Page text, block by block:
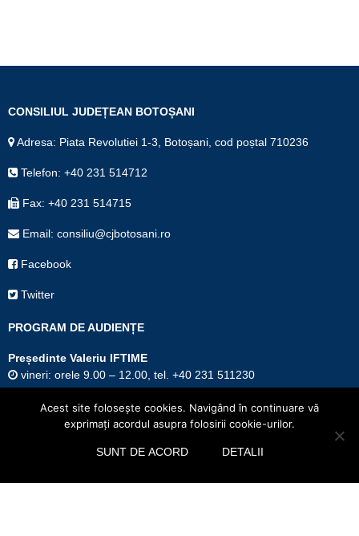
CONSILIUL JUDEȚEAN BOTOȘANI
Adresa: Piata Revolutiei 1-3, Botoșani, cod poștal 710236
Telefon: +40 231 514712
Fax: +40 231 514715
Email: consiliu@cjbotosani.ro
Facebook
Twitter
PROGRAM DE AUDIENȚE
Președinte Valeriu IFTIME
vineri: orele 9.00 – 12.00, tel. +40 231 511230
Vicepreşedinte Dorin Birta
joi: orele 9.00 – 12.00, tel. +40 231 511853
Vicepreședinte Constantin Bursuc
Acest site foloseşte cookies. Navigând în continuare vă
exprimaţi acordul asupra folosirii cookie-urilor.
SUNT DE ACORD DETALII